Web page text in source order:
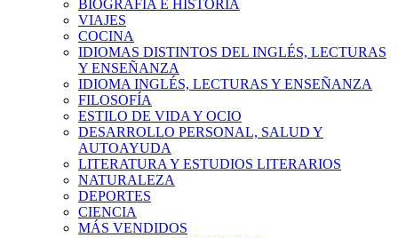
BIOGRAFÍA E HISTÓRIA
VIAJES
COCINA
IDIOMAS DISTINTOS DEL INGLÉS, LECTURAS
Y ENSEÑANZA
IDIOMA INGLÉS, LECTURAS Y ENSEÑANZA
FILOSOFÍA
ESTILO DE VIDA Y OCIO
DESARROLLO PERSONAL, SALUD Y
AUTOAYUDA
LITERATURA Y ESTUDIOS LITERARIOS
NATURALEZA
DEPORTES
CIENCIA
MÁS VENDIDOS